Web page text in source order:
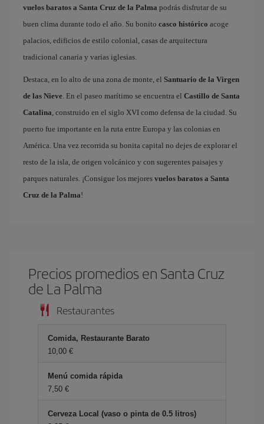
vuelos baratos a Santa Cruz de la Palma podrás disfrutar de su
buen clima durante todo el año. Su bonito casco histórico acoge
palacios, edificios de estilo colonial, casas de arquitectura
tradicional canaria y varias iglesias.
Destaca, en lo alto de una zona de monte, el Santuario de la Virgen
de las Nieve. En el paseo marítimo se encuentra el Castillo de Santa
Catalina, construido en el siglo XVI como defensa de la ciudad. Su
puerto fue importante en la ruta entre Europa y las colonias en
América. Una vez recorrida su bonita capital no dejes de explorar el
resto de la isla, de origen volcánico y con sugerentes paisajes y
parques naturales. ¡Consigue los mejores vuelos baratos a Santa
Cruz de la Palma!
Precios promedios en Santa Cruz
de La Palma
Restaurantes
Comida, Restaurante Barato
10,00 €
Menú comida rápida
7,50 €
Cerveza Local (vaso o pinta de 0.5 litros)